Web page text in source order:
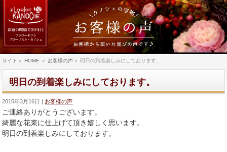
サイト » HOME » お客様の声 » 明日の到着楽しみにしております。
明日の到着楽しみにしております。
2015年3月16日 お客様の声
ご連絡ありがとうございます。
綺麗な花束に仕上げて頂き嬉しく思います。
明日の到着楽しみにしております。